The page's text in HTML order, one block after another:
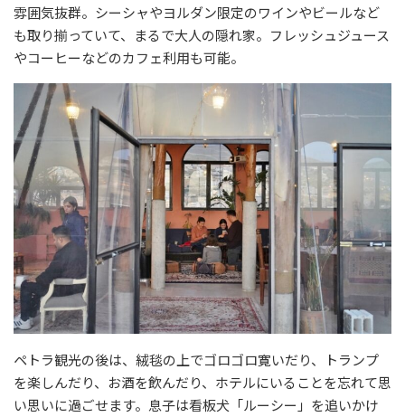
雰囲気抜群。シーシャやヨルダン限定のワインやビールなど
も取り揃っていて、まるで大人の隠れ家。フレッシュジュース
やコーヒーなどのカフェ利用も可能。
ペトラ観光の後は、絨毯の上でゴロゴロ寛いだり、トランプ
を楽しんだり、お酒を飲んだり、ホテルにいることを忘れて思
い思いに過ごせます。息子は看板犬「ルーシー」を追いかけ